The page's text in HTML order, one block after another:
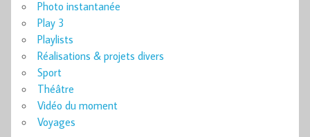
Photo instantanée
Play 3
Playlists
Réalisations & projets divers
Sport
Théâtre
Vidéo du moment
Voyages